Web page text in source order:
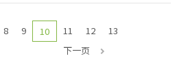
8 9 10 11 12
13
下一页